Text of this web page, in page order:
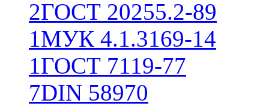
2ГОСТ 20255.2-89
1МУК 4.1.3169-14
1ГОСТ 7119-77
7DIN 58970